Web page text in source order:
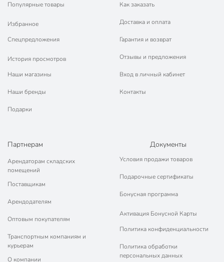
Популярные товары
Избранное
Спецпредложения
История просмотров
Наши магазины
Наши бренды
Подарки
Как заказать
Доставка и оплата
Гарантия и возврат
Отзывы и предложения
Вход в личный кабинет
Контакты
Партнерам
Арендаторам складских
помещений
Поставщикам
Арендодателям
Оптовым покупателям
Транспортным компаниям и
курьерам
О компании
Документы
Условия продажи товаров
Подарочные сертификаты
Бонусная программа
Активация Бонусной Карты
Политика конфиденциальности
Политика обработки
персональных данных